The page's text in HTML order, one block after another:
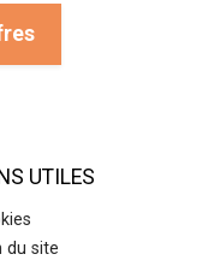
UTILES
du site